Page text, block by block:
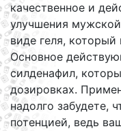
качественное и
улучшения
виде геля,
Основное
силденафил,
дозировках.
надолго забудете,
потенцией, ведь